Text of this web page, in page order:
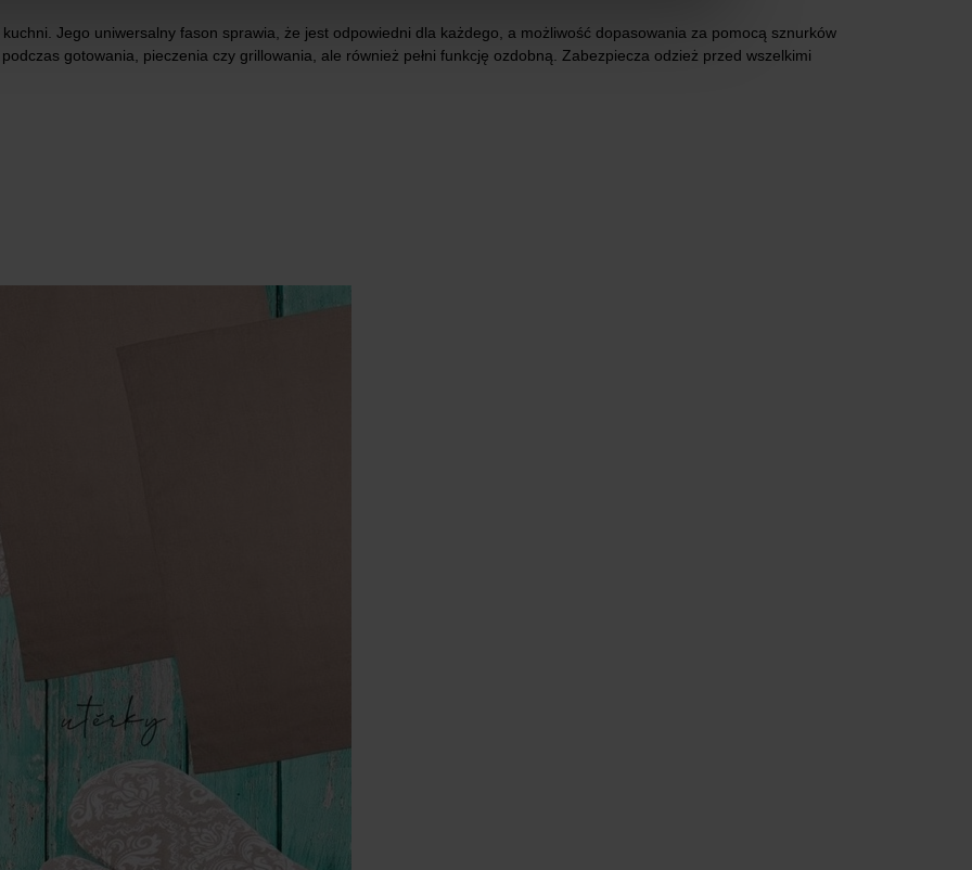
Jego uniwersalny fason sprawia, że jest odpowiedni dla każdego, a możliwość dopasowania za pomocą sznurków
gotowania, pieczenia czy grillowania, ale również pełni funkcję ozdobną. Zabezpiecza odzież przed wszelkimi